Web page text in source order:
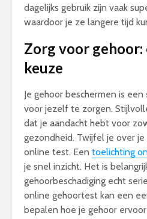
dagelijks gebruik zijn vaak
waardoor je ze langere tijd
Zorg voor gehoor:
keuze
Je gehoor beschermen is
voor jezelf te zorgen.
dat je aandacht hebt voor
gezondheid. Twijfel je over
online test. Een toelichting
je snel inzicht. Het is
gehoorbeschadiging echt
online gehoortest kan een
bepalen hoe je gehoor